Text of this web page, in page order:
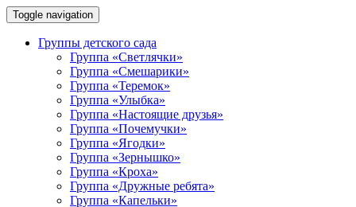
Toggle navigation
Группы детского сада
Группа «Светлячки»
Группа «Смешарики»
Группа «Теремок»
Группа «Улыбка»
Группа «Настоящие друзья»
Группа «Почемучки»
Группа «Ягодки»
Группа «Зернышко»
Группа «Кроха»
Группа «Дружные ребята»
Группа «Капельки»